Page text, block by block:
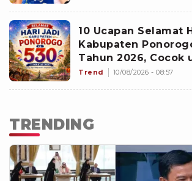
10 Ucapan Selamat
Kabupaten
Tahun 2026, Cocok
Caption Medsos
Trend 10/08/2026 - 08:57
TRENDING